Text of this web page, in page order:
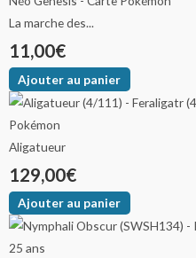
La marche des...
11,00€
Ajouter au panier
Aligatueur
129,00€
Ajouter au panier